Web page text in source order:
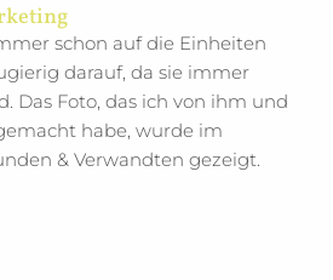
schon auf die Einheiten
darauf, da sie immer
Das Foto, das ich von ihm und
habe, wurde im
& Verwandten gezeigt.